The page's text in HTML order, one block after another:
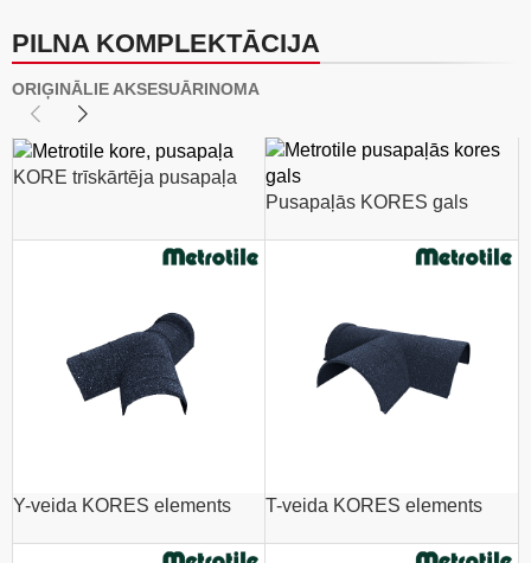
PILNA KOMPLEKTĀCIJA
ORIĢINĀLIE AKSESUĀRINOMA
KORE trīskārtēja pusapaļa
Pusapaļās KORES gals
Y-veida KORES elements T-veida KORES elements